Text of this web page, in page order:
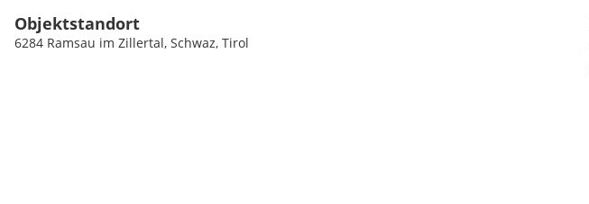
Objektstandort
6284 Ramsau im Zillertal, Schwaz, Tirol